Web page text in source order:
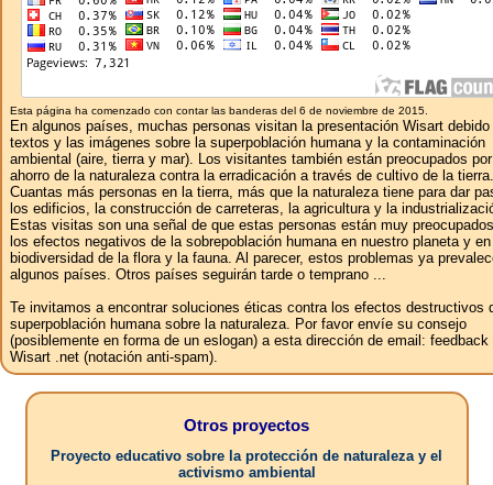
Esta página ha comenzado con contar las banderas del 6 de noviembre de 2015.
En algunos países, muchas personas visitan la presentación Wisart
textos y las imágenes sobre la superpoblación humana y la contaminación
ambiental (aire, tierra y mar). Los visitantes también están preocupados
ahorro de la naturaleza contra la erradicación a través de cultivo de la tierra.
Cuantas más personas en la tierra, más que la naturaleza tiene para dar
los edificios, la construcción de carreteras, la agricultura y la
Estas visitas son una señal de que estas personas están muy
los efectos negativos de la sobrepoblación humana en nuestro planeta y
biodiversidad de la flora y la fauna. Al parecer, estos problemas ya
algunos países. Otros países seguirán tarde o temprano ...
Te invitamos a encontrar soluciones éticas contra los efectos destructivos
superpoblación humana sobre la naturaleza. Por favor envíe su consejo
(posiblemente en forma de un eslogan) a esta dirección de email: feedback
Wisart .net (notación anti-spam).
Otros proyectos
Proyecto educativo sobre la protección de naturaleza y el
activismo ambiental